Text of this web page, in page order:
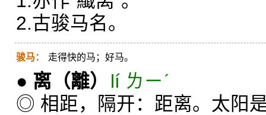
2.古骏马名。
骏马： 走得快的马；好马。
● 离 （離）
lí ㄌㄧˊ
◎ 相距，隔开：距离。太阳